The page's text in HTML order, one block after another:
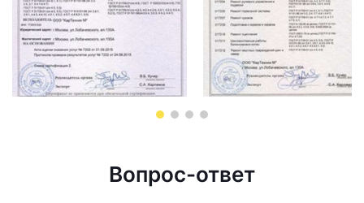
Вопрос-ответ